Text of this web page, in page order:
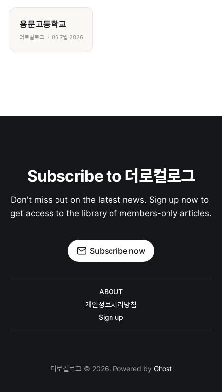
용문고등학교
더로컬로그 06 7월 2026
Subscribe to 더로컬로그
Don't miss out on the latest news. Sign up now to
get access to the library of members-only articles.
Subscribe now
ABOUT
개인정보처리방침
Sign up
더로컬로그 © 2026. Powered by Ghost